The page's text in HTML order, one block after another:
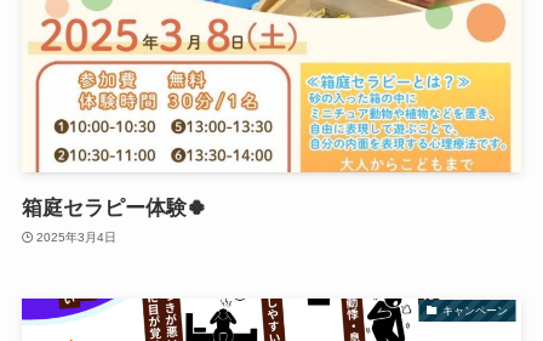
箱庭セラピー体験🍀
2025年3月4日
キャンペーン